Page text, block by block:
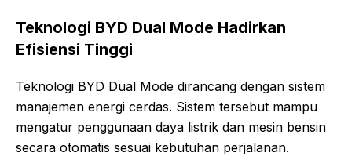
Teknologi BYD Dual Mode Hadirkan
Efisiensi Tinggi
Teknologi BYD Dual Mode dirancang dengan sistem
manajemen energi cerdas. Sistem tersebut mampu
mengatur penggunaan daya listrik dan mesin bensin
secara otomatis sesuai kebutuhan perjalanan.